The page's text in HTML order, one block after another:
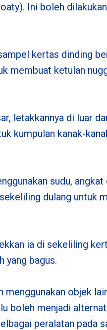
Ini boleh
kertas dinding
membuat ketulan
letakkannya di luar
kumpulan kanak-
sudu,
dulang untuk
ia di sekeliling
yang bagus.
objek
boleh menjadi
peralatan pada